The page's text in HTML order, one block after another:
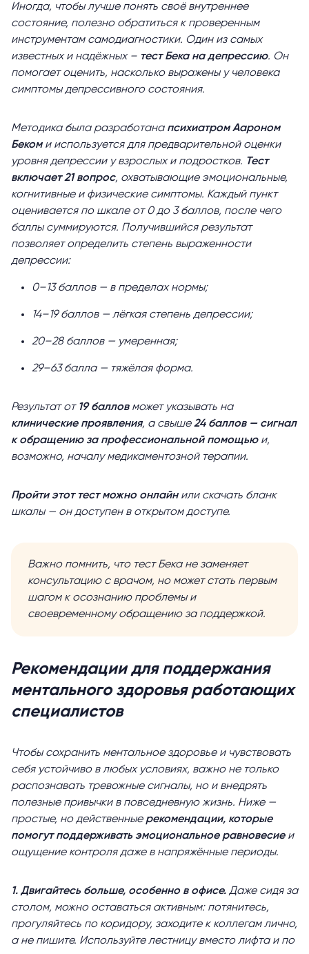
Иногда, чтобы лучше понять своё внутреннее
состояние, полезно обратиться к проверенным
инструментам самодиагностики. Один из самых
известных и надёжных – тест Бека на депрессию. Он
помогает оценить, насколько выражены у человека
симптомы депрессивного состояния.
Методика была разработана психиатром Аароном
Беком и используется для предварительной оценки
уровня депрессии у взрослых и подростков. Тест
включает 21 вопрос, охватывающие эмоциональные,
когнитивные и физические симптомы. Каждый пункт
оценивается по шкале от 0 до 3 баллов, после чего
баллы суммируются. Получившийся результат
позволяет определить степень выраженности
депрессии:
0–13 баллов — в пределах нормы;
14–19 баллов — лёгкая степень депрессии;
20–28 баллов — умеренная;
29–63 балла — тяжёлая форма.
Результат от 19 балловможет указывать на
клинические проявления, а свыше24 баллов — сигнал
к обращению за профессиональной помощьюи,
возможно, началу медикаментозной терапии.
Пройти этот тест можно онлайнили скачать бланк
шкалы — он доступен в открытом доступе.
Важно помнить, что тест Бека не заменяет
консультацию с врачом, но может стать первым
шагом к осознанию проблемы и
своевременному обращению за поддержкой.
Рекомендации для поддержания
ментального здоровья работающих
специалистов
Чтобы сохранить ментальное здоровье и чувствовать
себя устойчиво в любых условиях, важно не только
распознавать тревожные сигналы, но и внедрять
полезные привычки в повседневную жизнь. Ниже —
простые, но действенные рекомендации, которые
помогут поддерживать эмоциональное равновесие и
ощущение контроля даже в напряжённые периоды.
1. Двигайтесь больше, особенно в офисе. Даже сидя за
столом, можно оставаться активным: потянитесь,
прогуляйтесь по коридору, заходите к коллегам лично,
а не пишите. Используйте лестницу вместо лифта и по